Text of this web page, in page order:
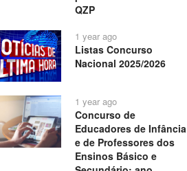
QZP
1 year ago
Listas Concurso
Nacional 2025/2026
1 year ago
Concurso de
Educadores de Infância
e de Professores dos
Ensinos Básico e